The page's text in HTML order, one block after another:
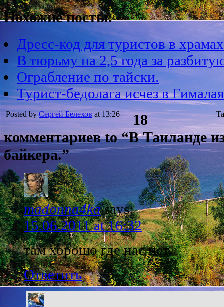
Похожие посты:
Дресс-код для туристов в
В тюрьму на 2,5 года за
Ограбление по тайски.
Турист-бедолага исчез в
Posted byСергей Белехов at 13:26
18
комментариев to “В Таиланде
байкера.”
madonna4ka says:
15.06.2011 at 16:32
там хорошо где нас нет.
Ответить